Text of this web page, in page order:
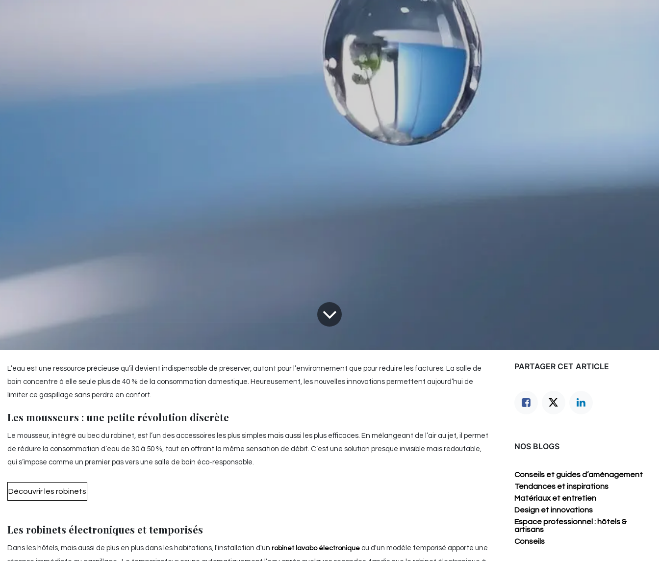
L’eau est une ressource précieuse qu’il devient indispensable de préserver, autant pour l’environnement que pour réduire les factures. La salle de
bain concentre à elle seule plus de 40 % de la consommation domestique. Heureusement, les nouvelles innovations permettent aujourd’hui de
limiter ce gaspillage sans perdre en confort.
Les mousseurs : une petite révolution discrète
Le mousseur, intégré au bec du robinet, est l’un des accessoires les plus simples mais aussi les plus efficaces. En mélangeant de l’air au jet, il permet
de réduire la consommation d’eau de 30 à 50 %, tout en offrant la même sensation de débit. C’est une solution presque invisible mais redoutable,
qui s’impose comme un premier pas vers une salle de bain éco-responsable.
Découvrir les robinets
Les robinets électroniques et temporisés
Dans les hôtels, mais aussi de plus en plus dans les habitations, l'installation d'un robinet lavabo électronique ou d'un modèle temporisé apporte une
PARTAGER CET ARTICLE
NOS BLOGS
Conseils et guides d’aménagement
Tendances et inspirations
Matériaux et entretien
Design et innovations
Espace professionnel : hôtels &
artisans
Conseils